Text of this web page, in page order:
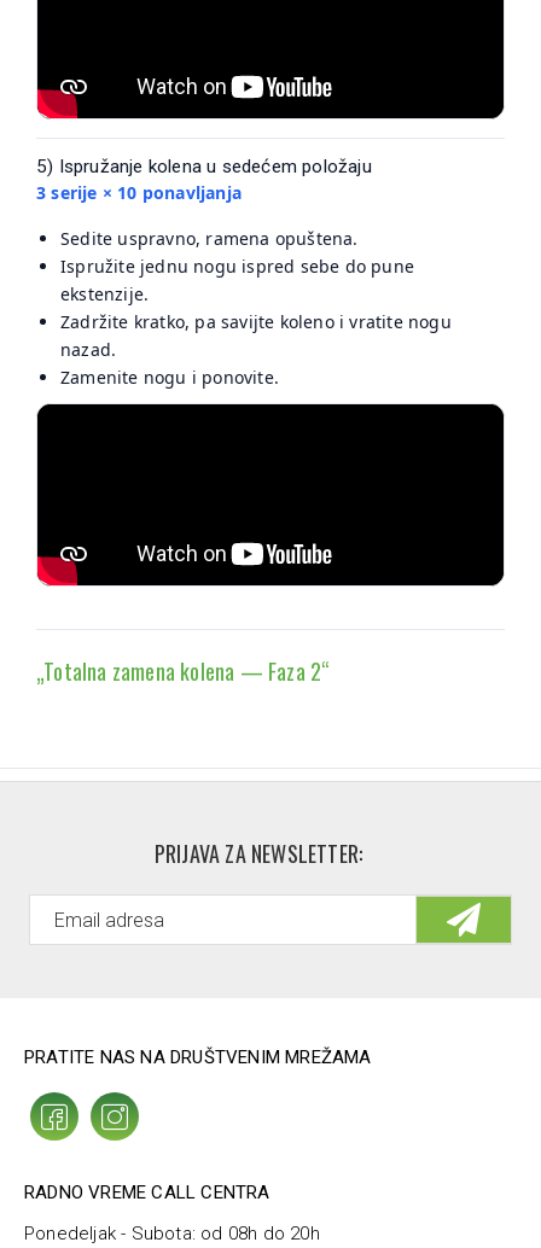
5) Ispružanje kolena u sedećem položaju
3 serije × 10 ponavljanja
Sedite uspravno, ramena opuštena.
Ispružite jednu nogu ispred sebe do pune
ekstenzije.
Zadržite kratko, pa savijte koleno i vratite nogu
nazad.
Zamenite nogu i ponovite.
„Totalna zamena kolena — Faza 2“
PRIJAVA ZA NEWSLETTER:
PRATITE NAS NA DRUŠTVENIM MREŽAMA
RADNO VREME CALL CENTRA
Ponedeljak - Subota: od 08h do 20h